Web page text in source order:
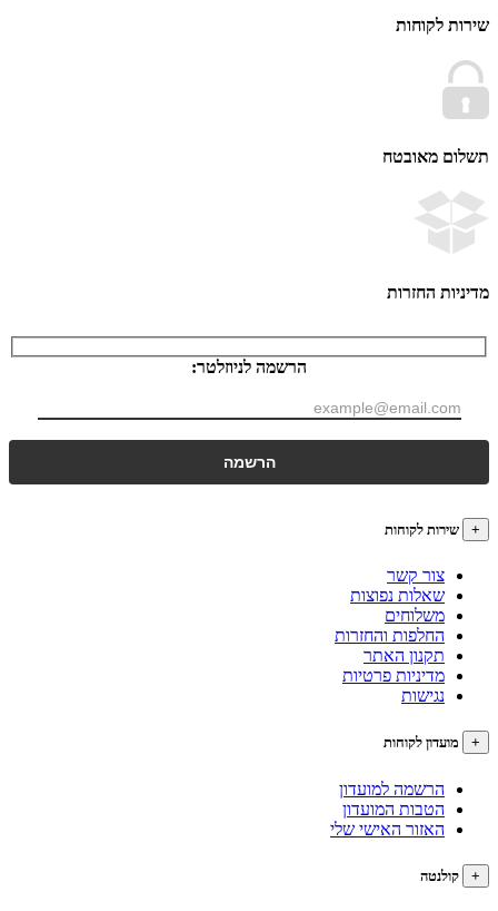
לקוחות
מאובטח
החזרות
הרשמה לניוזלטר:
לקוחות
צור קשר
שאלות נפוצות
משלוחים
החלפות והחזרות
תקנון האתר
מדיניות פרטיות
נגישות
לקוחות
הרשמה למועדון
הטבות המועדון
האזור האישי שלי